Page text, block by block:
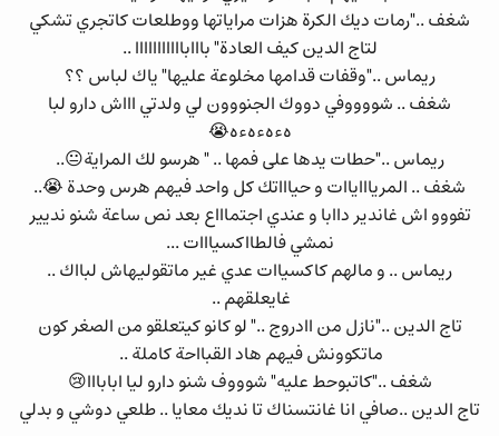
شغف .."رمات ديك الكرة هزات مراياتها ووطلعات كاتجري تشكي
لتاج الدين كيف العادة" بااابااااااااااا ..
ريماس .."وقفات قدامها مخلوعة عليها" ياك لباس ؟؟
شغف .. شووووفي دووك الجنووون لي ولدتي اااش دارو لبا
هءهءهءه😭
ريماس .."حطات يدها على فمها .. " هرسو لك المراية😐..
شغف .. المرياااياات و حياااتك كل واحد فيهم هرس وحدة 😭..
تفووو اش غاندير داابا و عندي اجتماااع بعد نص ساعة شنو نديير
نمشي فالطااكسيااات ...
ريماس .. و مالهم كاكسياات عدي غير ماتقوليهاش لبااك ..
غايعلقهم ..
تاج الدين .."نازل من اادروج .." لو كانو كيتعلقو من الصغر كون
ماتكوونش فيهم هاد القبااحة كاملة ..
شغف .."كاتبوحط عليه" شوووف شنو دارو ليا ابابااا😢
تاج الدين ..صافي انا غانتسناك تا نديك معايا .. طلعي دوشي و بدلي